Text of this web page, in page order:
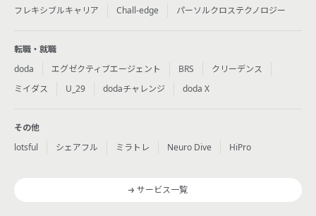
フレキシブルキャリア
Chall-edge パーソルクロステクノロジー
転職・就職
doda
エグゼクティブエージェント BRS
クリーデンス
ミイダス
U_29 dodaチャレンジ doda X
その他
lotsful
シェアフル ミラトレ Neuro Dive HiPro
サービス一覧